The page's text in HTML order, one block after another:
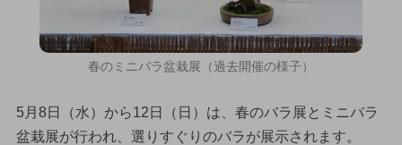
春のミニバラ盆栽展（過去開催の様子）
5月8日（水）から12日（日）は、春のバラ展とミニバラ
盆栽展が行われ、選りすぐりのバラが展示されます。